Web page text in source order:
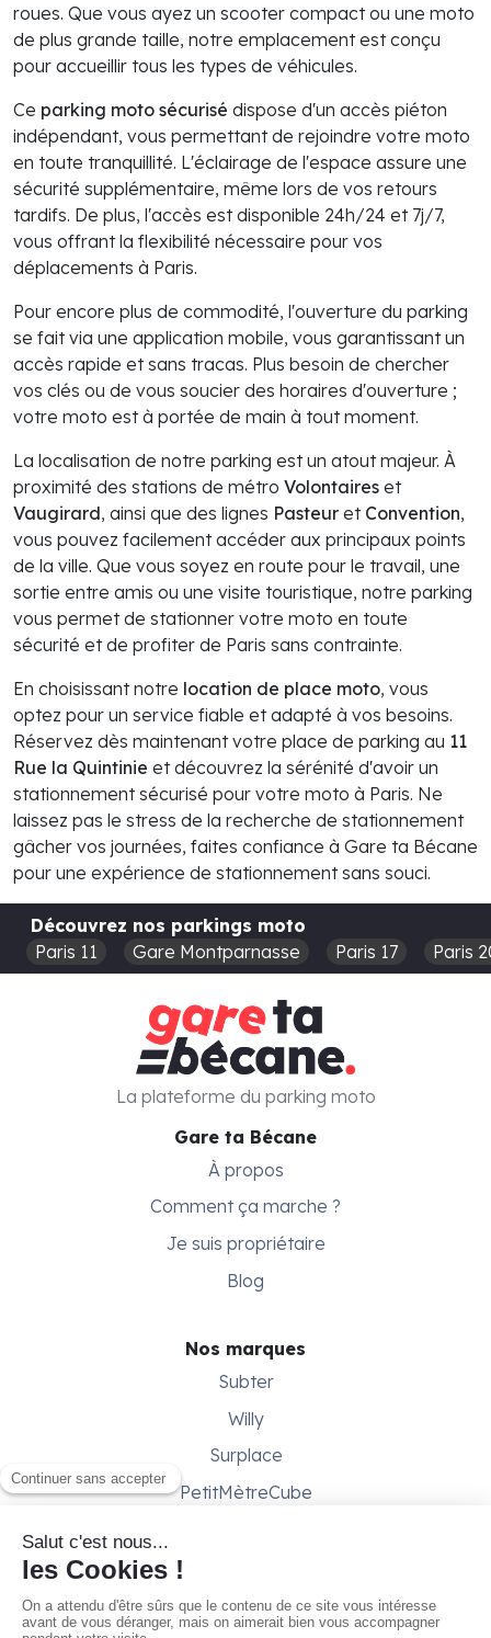
roues. Que vous ayez un scooter compact ou une moto
de plus grande taille, notre emplacement est conçu
pour accueillir tous les types de véhicules.
Ce parking moto sécurisé dispose d'un accès piéton
indépendant, vous permettant de rejoindre votre moto
en toute tranquillité. L'éclairage de l'espace assure une
sécurité supplémentaire, même lors de vos retours
tardifs. De plus, l'accès est disponible 24h/24 et 7j/7,
vous offrant la flexibilité nécessaire pour vos
déplacements à Paris.
Pour encore plus de commodité, l'ouverture du parking
se fait via une application mobile, vous garantissant un
accès rapide et sans tracas. Plus besoin de chercher
vos clés ou de vous soucier des horaires d'ouverture ;
votre moto est à portée de main à tout moment.
La localisation de notre parking est un atout majeur. À
proximité des stations de métro Volontaires et
Vaugirard, ainsi que des lignes Pasteur et Convention,
vous pouvez facilement accéder aux principaux points
de la ville. Que vous soyez en route pour le travail, une
sortie entre amis ou une visite touristique, notre parking
vous permet de stationner votre moto en toute
sécurité et de profiter de Paris sans contrainte.
En choisissant notre location de place moto, vous
optez pour un service fiable et adapté à vos besoins.
Réservez dès maintenant votre place de parking au 11
Rue la Quintinie et découvrez la sérénité d'avoir un
stationnement sécurisé pour votre moto à Paris. Ne
laissez pas le stress de la recherche de stationnement
gâcher vos journées, faites confiance à Gare ta Bécane
pour une expérience de stationnement sans souci.
Découvrez nos parkings moto
Paris 11
Gare Montparnasse Paris 17 Paris
Gare ta Bécane
À propos
Comment ça marche ?
Je suis propriétaire
Blog
Nos marques
Subter
Willy
Surplace
PetitMètreCube
Besoin d'aide ?
Conditions générales
La plateforme du parking moto